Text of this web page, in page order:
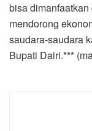
bisa
mendorong
saudara-saudara
Bupati Dairi.***